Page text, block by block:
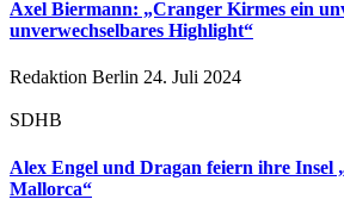
Axel Biermann: „Cranger Kirmes ein
unverwechselbares Highlight“
Redaktion Berlin 24. Juli 2024
SDHB
Alex Engel und Dragan feiern ihre Insel
Mallorca“